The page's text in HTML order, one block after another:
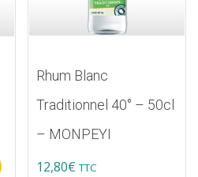
Ajouter au panier
Rhum Blanc
Traditionnel 40° – 50cl
– MONPEYI
12,80€ TTC